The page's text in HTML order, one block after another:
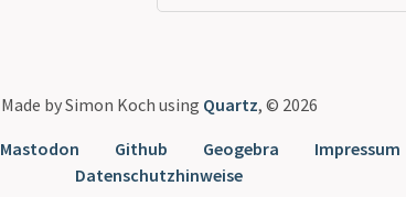
Made by Simon Koch using Quartz, © 2026
Mastodon Github Geogebra
Impressum
Datenschutzhinweise